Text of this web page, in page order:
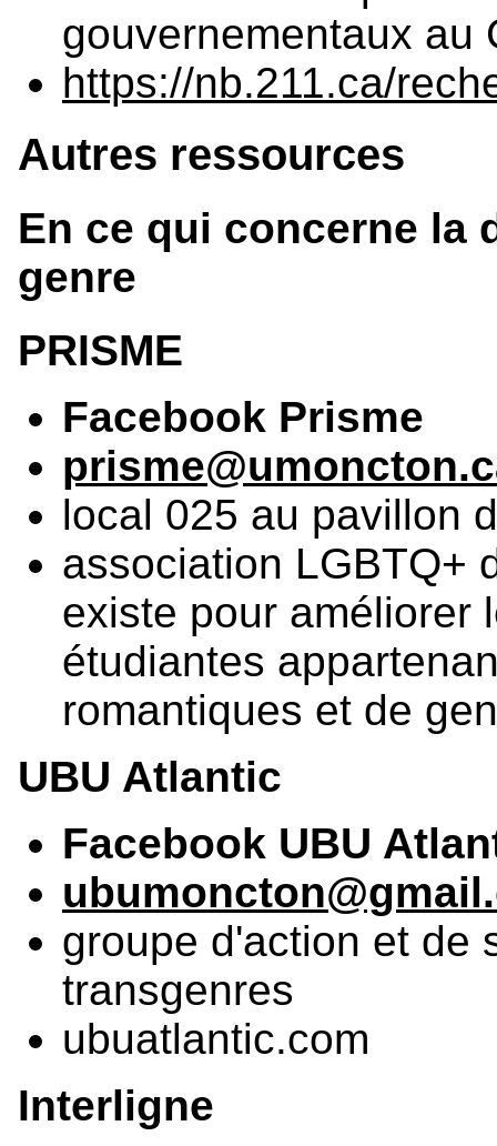
gouvernementaux au
https://nb.211.ca/
Autres ressources
En ce qui concerne la
genre
PRISME
Facebook Prisme
local 025 au pavillon
association LGBTQ+
existe pour améliorer
étudiantes
romantiques et de
UBU Atlantic
Facebook UBU
groupe d'action et de
transgenres
ubuatlantic.com
Interligne